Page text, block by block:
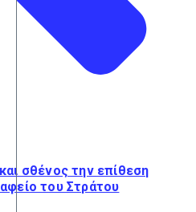
σθένος την επίθεση
του Στράτου